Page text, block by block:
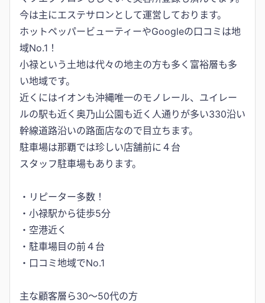
今は主にエステサロンとして運営しております。
ホットペッパービューティーやGoogleの口コミは地
域No.1！
小禄という土地は代々の地主の方も多く富裕層も多
い地域です。
近くにはイオンも沖縄唯一のモノレール、ユイレー
ルの駅も近く奥乃山公園も近く人通りが多い330沿い
幹線道路沿いの路面店なので目立ちます。
駐車場は那覇では珍しい店舗前に４台
スタッフ駐車場もあります。
・リピーター多数！
・小禄駅から徒歩5分
・空港近く
・駐車場目の前４台
・口コミ地域でNo.1
主な顧客層ら30〜50代の方